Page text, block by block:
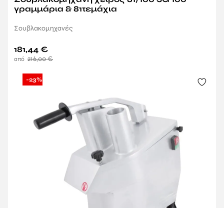
γραμμάρια & 81τεμάχια
Σουβλακομηχανές
216,00€
181,44 €
-23%